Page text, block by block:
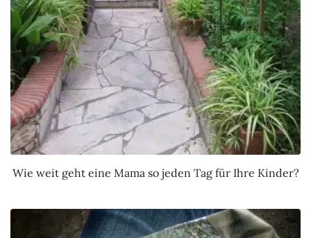
Wie weit geht eine Mama so jeden Tag für Ihre Kinder?